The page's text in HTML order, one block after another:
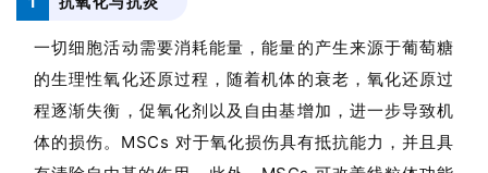
一切细胞活动需要消耗能量，能量的产生来源于葡萄糖
的生理性氧化还原过程，随着机体的衰老，氧化还原过
程逐渐失衡，促氧化剂以及自由基增加，进一步导致机
体的损伤。MSCs 对于氧化损伤具有抵抗能力，并且具